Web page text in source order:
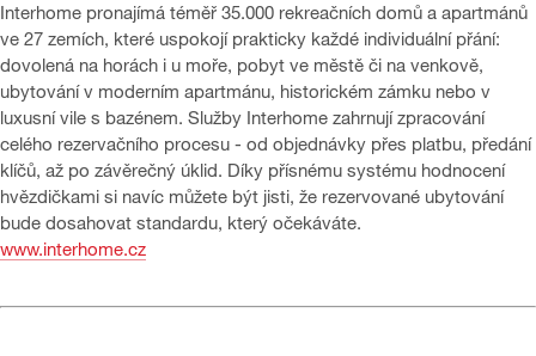
Interhome pronajímá téměř 35.000 rekreačních domů a apartmánů
ve 27 zemích, které uspokojí prakticky každé individuální přání:
dovolená na horách i u moře, pobyt ve městě či na venkově,
ubytování v moderním apartmánu, historickém zámku nebo v
luxusní vile s bazénem. Služby Interhome zahrnují zpracování
celého rezervačního procesu - od objednávky přes platbu, předání
klíčů, až po závěrečný úklid. Díky přísnému systému hodnocení
hvězdičkami si navíc můžete být jisti, že rezervované ubytování
bude dosahovat standardu, který očekáváte.
www.interhome.cz